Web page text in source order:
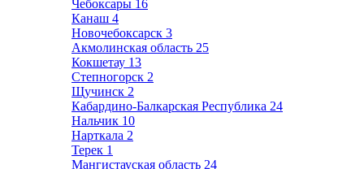
Чебоксары 16
Канаш 4
Новочебоксарск 3
Акмолинская область 25
Кокшетау 13
Степногорск 2
Щучинск 2
Кабардино-Балкарская Республика 24
Нальчик 10
Нарткала 2
Терек 1
Мангистауская область 24